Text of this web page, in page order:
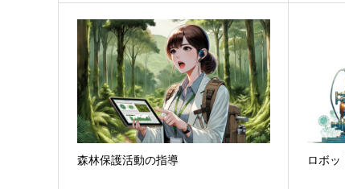
森林保護活動の指導 ロボッ